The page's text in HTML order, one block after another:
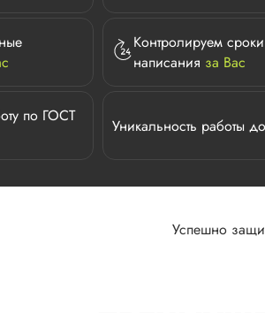
Контролируем сроки
написания за Вас
по ГОСТ
Уникальность работы
Успешно